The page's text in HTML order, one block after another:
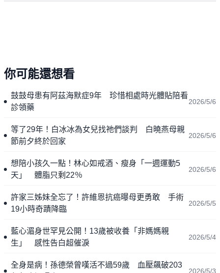
你可能還想看
鼓鼓母患有阿茲海默症9年 珍惜相處時光體貼陪看
診領藥
2026/5/6
等了29年！白冰冰為女兒找祂們談判 白曉燕母親
節前夕終於回家
2026/5/6
想陪小孩久一點！林心如戒酒、瘦身「一週運動5
天」 體脂只剩22％
2026/5/6
許家三姊妹全忘了！許維恩抗癌曝母更勇敢 手術
19小時奇蹟降臨
2026/5/5
藍心湄身世罕見公開！13歲被收養「非媽媽親
生」 感性告白超催淚
2026/5/4
全身是病！孫德榮曾嘆活不過59歲 血壓飆破203
2026/5/3